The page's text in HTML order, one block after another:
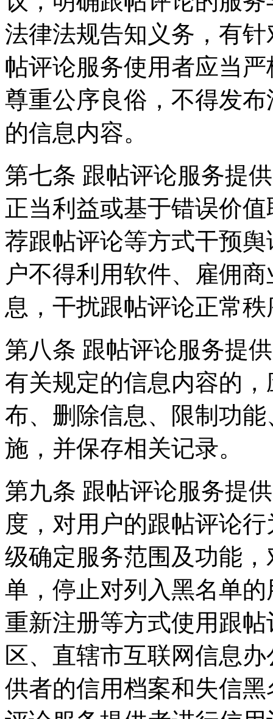
法律法规告知义务，有
帖评论服务使用者应当
尊重公序良俗，不得发
的信息内容。
第七条 跟帖评论服务提
正当利益或基于错误价
荐跟帖评论等方式干预
户不得利用软件、雇佣
息，干扰跟帖评论正常
第八条 跟帖评论服务提
有关规定的信息内容的
布、删除信息、限制功
施，并保存相关记录。
第九条 跟帖评论服务提
度，对用户的跟帖评论
级确定服务范围及功能
单，停止对列入黑名单
重新注册等方式使用跟
区、直辖市互联网信息
供者的信用档案和失信